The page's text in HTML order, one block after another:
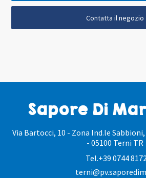
Sapore Di
Via Bartocci, 10 - Zona Ind.le
- 05100 Terni TR
Tel.+39 0744
Contatta il negozio